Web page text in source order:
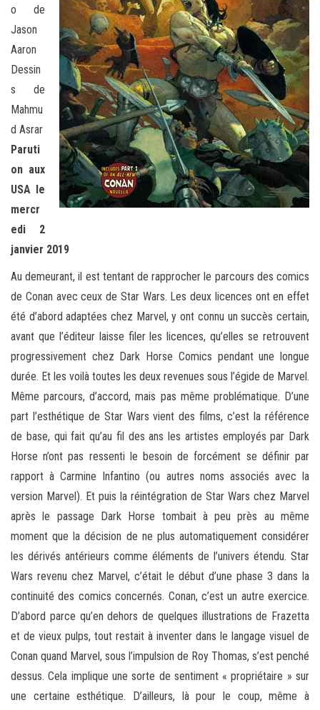
o de
Jason
Aaron
Dessin
s de
Mahmu
d Asrar
Paruti
on aux
USA le
mercr
edi 2
janvier 2019
Au demeurant, il est tentant de rapprocher le parcours des comics
de Conan avec ceux de Star Wars. Les deux licences ont en effet
été d’abord adaptées chez Marvel, y ont connu un succès certain,
avant que l’éditeur laisse filer les licences, qu’elles se retrouvent
progressivement chez Dark Horse Comics pendant une longue
durée. Et les voilà toutes les deux revenues sous l’égide de Marvel.
Même parcours, d’accord, mais pas même problématique. D’une
part l’esthétique de Star Wars vient des films, c’est la référence
de base, qui fait qu’au fil des ans les artistes employés par Dark
Horse n’ont pas ressenti le besoin de forcément se définir par
rapport à Carmine Infantino (ou autres noms associés avec la
version Marvel). Et puis la réintégration de Star Wars chez Marvel
après le passage Dark Horse tombait à peu près au même
moment que la décision de ne plus automatiquement considérer
les dérivés antérieurs comme éléments de l’univers étendu. Star
Wars revenu chez Marvel, c’était le début d’une phase 3 dans la
continuité des comics concernés. Conan, c’est un autre exercice.
D’abord parce qu’en dehors de quelques illustrations de Frazetta
et de vieux pulps, tout restait à inventer dans le langage visuel de
Conan quand Marvel, sous l’impulsion de Roy Thomas, s’est penché
dessus. Cela implique une sorte de sentiment « propriétaire » sur
une certaine esthétique. D’ailleurs, là pour le coup, même à